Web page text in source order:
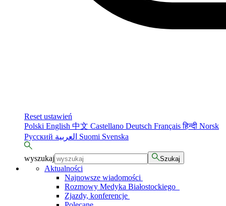
Reset ustawień
Polski English 中文 Castellano Deutsch Françaisहिन्दी Norsk
Русский
Suomi Svenska
wyszukaj Szukaj
Aktualności
Najnowsze wiadomości
Rozmowy Medyka Białostockiego
Zjazdy, konferencje